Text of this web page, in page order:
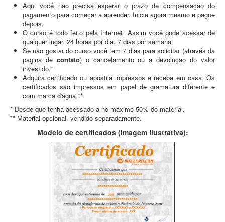
Aqui você não precisa esperar o prazo de compensação do
pagamento para começar a aprender. Inicie agora mesmo e pague
depois.
O curso é todo feito pela Internet. Assim você pode acessar de
qualquer lugar, 24 horas por dia, 7 dias por semana.
Se não gostar do curso você tem 7 dias para solicitar (através da
pagina de contato) o cancelamento ou a devolução do valor
investido.*
Adquira certificado ou apostila impressos e receba em casa. Os
certificados são impressos em papel de gramatura diferente e
com marca d'água.**
* Desde que tenha acessado a no máximo 50% do material.
** Material opcional, vendido separadamente.
Modelo de certificados (imagem ilustrativa):